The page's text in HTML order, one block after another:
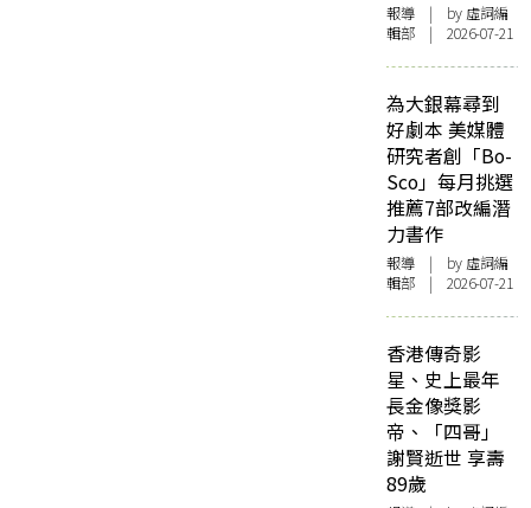
報導 | by 虛詞編
輯部 | 2026-07-21
為大銀幕尋到
好劇本 美媒體
研究者創「Bo-
Sco」每月挑選
推薦7部改編潛
力書作
報導 | by 虛詞編
輯部 | 2026-07-21
香港傳奇影
星、史上最年
長金像獎影
帝、「四哥」
謝賢逝世 享壽
89歲